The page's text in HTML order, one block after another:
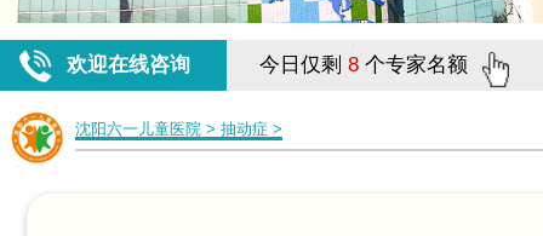
欢迎在线咨询 今日仅剩 8 个专家名额
沈阳六一儿童医院> 抽动症 >